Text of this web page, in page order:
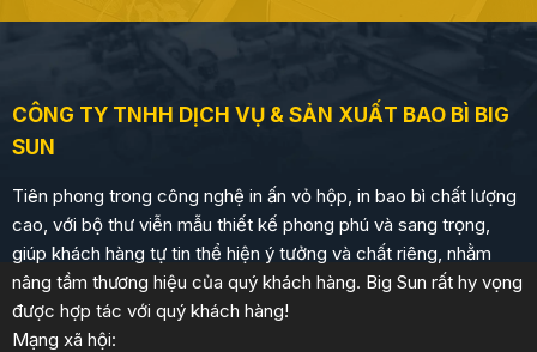
CÔNG TY TNHH DỊCH VỤ & SẢN XUẤT BAO BÌ BIG
SUN
Tiên phong trong công nghệ in ấn vỏ hộp, in bao bì chất lượng
cao, với bộ thư viễn mẫu thiết kế phong phú và sang trọng,
giúp khách hàng tự tin thể hiện ý tưởng và chất riêng, nhằm
nâng tầm thương hiệu của quý khách hàng. Big Sun rất hy vọng
được hợp tác với quý khách hàng!
Mạng xã hội: